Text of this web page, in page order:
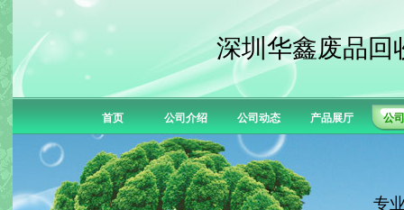
深圳华鑫废品回
首页 公司介绍 公司动态 产品展厅 公
专